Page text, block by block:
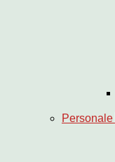
Personale